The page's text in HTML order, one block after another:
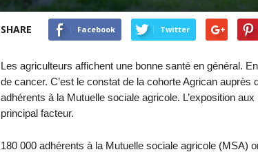
SHARE Facebook Twitter
Les agriculteurs affichent une bonne santé en général.
de cancer. C’est le constat de la cohorte Agrican auprès
adhérents à la Mutuelle sociale agricole. L’exposition
principal facteur.
180 000 adhérents à la Mutuelle sociale agricole (MSA)